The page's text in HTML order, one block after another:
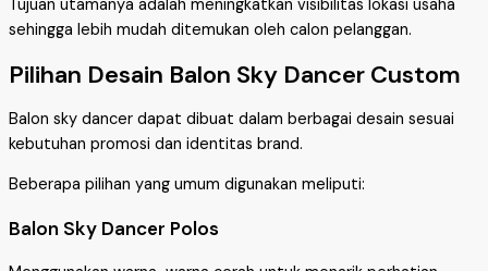
Tujuan utamanya adalah meningkatkan visibilitas lokasi usaha
sehingga lebih mudah ditemukan oleh calon pelanggan.
Pilihan Desain Balon Sky Dancer Custom
Balon sky dancer dapat dibuat dalam berbagai desain sesuai
kebutuhan promosi dan identitas brand.
Beberapa pilihan yang umum digunakan meliputi:
Balon Sky Dancer Polos